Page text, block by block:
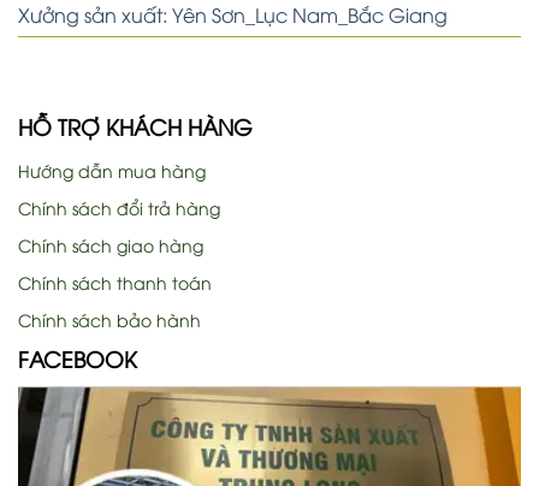
Xưởng sản xuất: Yên Sơn_Lục Nam_Bắc Giang
HỖ TRỢ KHÁCH HÀNG
Hướng dẫn mua hàng
Chính sách đổi trả hàng
Chính sách giao hàng
Chính sách thanh toán
Chính sách bảo hành
FACEBOOK